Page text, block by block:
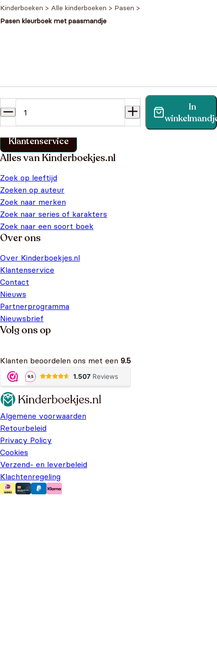
Kinderboeken > Alle kinderboeken > Pasen >
Pasen kleurboek met paasmandje
In
Vind binnen no-time antwoord op je vraag op onze
klantenservice pagina.
Klantenservice
Alles van Kinderboekjes.nl
Zoek op leeftijd
Zoeken op auteur
Zoek naar merken
Zoek naar series of karakters
Zoek naar een soort boek
Over ons
Over Kinderboekjes.nl
Klantenservice
Contact
Nieuws
Partnerprogramma
Nieuwsbrief
Volg ons op
Klanten beoordelen ons met een 9.5
Algemene voorwaarden
Retourbeleid
Privacy Policy
Cookies
Verzend- en leverbeleid
Klachtenregeling